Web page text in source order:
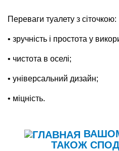
Переваги туалету з сіточкою:
• зручність і простота у
• чистота в оселі;
• універсальний дизайн;
• міцність.
ТАКОЖ